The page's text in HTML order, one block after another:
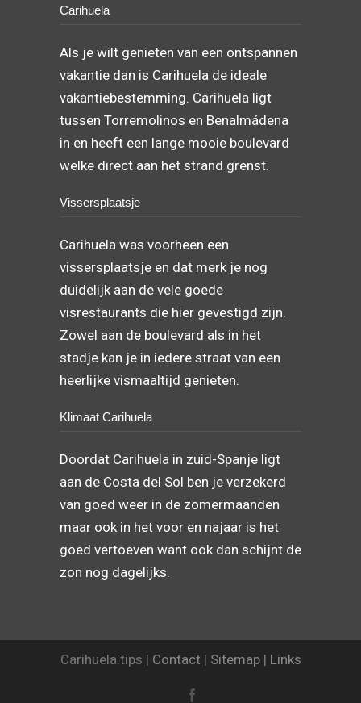
Carihuela
Als je wilt genieten van een ontspannen
vakantie dan is Carihuela de ideale
vakantiebestemming. Carihuela ligt
tussen Torremolinos en Benalmádena
in en heeft een lange mooie boulevard
welke direct aan het strand grenst.
Vissersplaatsje
Carihuela was voorheen een
vissersplaatsje en dat merk je nog
duidelijk aan de vele goede
visrestaurants die hier gevestigd zijn.
Zowel aan de boulevard als in het
stadje kan je in iedere straat van een
heerlijke vismaaltijd genieten.
Klimaat Carihuela
Doordat Carihuela in zuid-Spanje ligt
aan de Costa del Sol ben je verzekerd
van goed weer in de zomermaanden
maar ook in het voor en najaar is het
goed vertoeven want ook dan schijnt de
zon nog dagelijks.
Carihuela.tips | Contact | Sitemap| Links